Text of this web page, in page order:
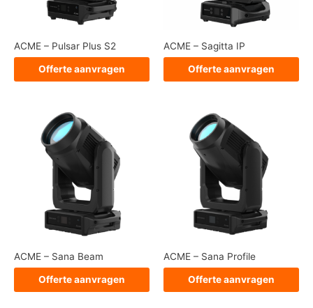
ACME – Pulsar Plus S2
Offerte aanvragen
ACME – Sagitta IP
Offerte aanvragen
ACME – Sana Beam
Offerte aanvragen
ACME – Sana Profile
Offerte aanvragen